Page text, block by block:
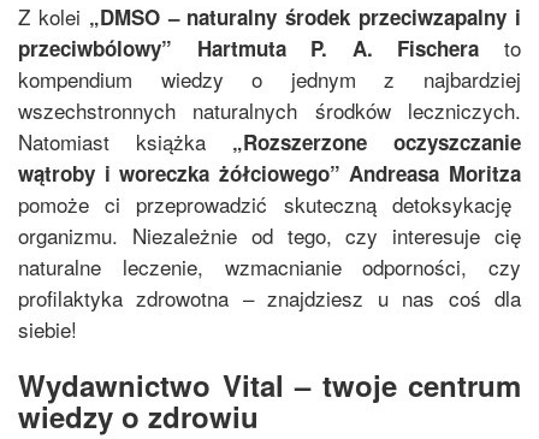
Z kolei „DMSO – naturalny środek przeciwzapalny i
przeciwbólowy” Hartmuta P. A. Fischera to
kompendium wiedzy o jednym z najbardziej
wszechstronnych naturalnych środków leczniczych.
Natomiast książka „Rozszerzone oczyszczanie
wątroby i woreczka żółciowego”Andreasa Moritza
pomoże ci przeprowadzić skuteczną detoksykację
organizmu. Niezależnie od tego, czy interesuje cię
naturalne leczenie, wzmacnianie odporności, czy
profilaktyka zdrowotna – znajdziesz u nas coś dla
siebie!
Wydawnictwo Vital – twoje centrum
wiedzy o zdrowiu